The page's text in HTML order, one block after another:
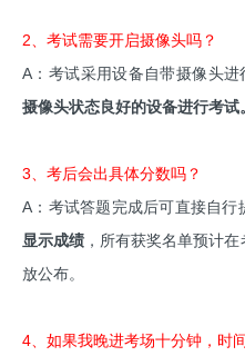
2、考试需要开启摄像头吗？
A：考试采用设备自带摄像头进
摄像头状态良好的设备进行考试。
3、考后会出具体分数吗？
A：考试答题完成后可直接自行
显示成绩 ，所有获奖名单预计
放公布。
4、如果我晚进考场十分钟，时